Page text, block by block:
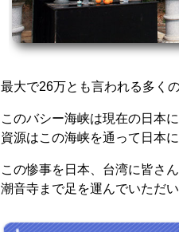
最大で26万とも言われる多く
このバシー海峡は現在の日本
資源はこの海峡を通って日本
この惨事を日本、台湾に皆さ
潮音寺まで足を運んでいただ